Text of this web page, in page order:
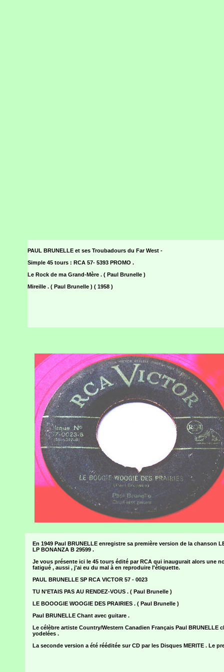
PAUL BRUNELLE et ses Troubadours du Far West -
Simple 45 tours : RCA 57- 5393 PROMO .
Le Rock de ma Grand-Mère . ( Paul Brunelle )
Mireille . ( Paul Brunelle ) ( 1958 )
En 1949 Paul BRUNELLE enregistre sa première version de la chanson
LP BONANZA B 29599 .
Je vous présente ici le 45 tours édité par RCA qui inaugurait alors une
fatigué , aussi , j'ai eu du mal à en reproduire l'étiquette.
PAUL BRUNELLE SP RCA VICTOR 57 - 0023
TU N'ETAIS PAS AU RENDEZ-VOUS . ( Paul Brunelle )
LE BOOOGIE WOOGIE DES PRAIRIES . ( Paul Brunelle )
Paul BRUNELLE Chant avec guitare .
Le célèbre artiste Country/Western Canadien Français Paul
yodelées .
La seconde version a été rééditée sur CD par les Disques MERITE . Le